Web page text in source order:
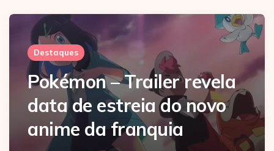
Destaques
Pokémon – Trailer revela
data de estreia do novo
anime da franquia